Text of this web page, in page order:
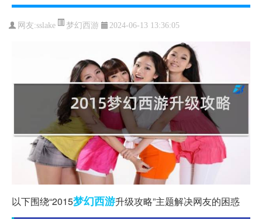
网友:sslake 梦幻西游 2024-06-13 13:36:05
以下围绕“2015梦幻西游升级攻略”主题解决网友的困惑